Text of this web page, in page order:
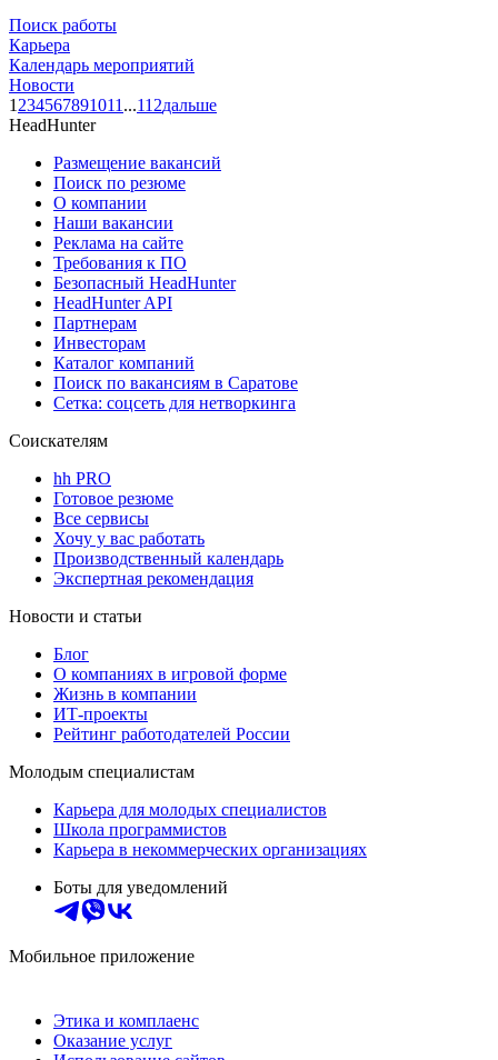
Поиск работы
Карьера
Календарь мероприятий
Новости
1 234567891011 ...112дальше
HeadHunter
Размещение вакансий
Поиск по резюме
О компании
Наши вакансии
Реклама на сайте
Требования к ПО
Безопасный HeadHunter
HeadHunter API
Партнерам
Инвесторам
Каталог компаний
Поиск по вакансиям в Саратове
Сетка: соцсеть для нетворкинга
Соискателям
hh PRO
Готовое резюме
Все сервисы
Хочу у вас работать
Производственный календарь
Экспертная рекомендация
Новости и статьи
Блог
О компаниях в игровой форме
Жизнь в компании
ИТ-проекты
Рейтинг работодателей России
Молодым специалистам
Карьера для молодых специалистов
Школа программистов
Карьера в некоммерческих организациях
Боты для уведомлений
Мобильное приложение
Этика и комплаенс
Оказание услуг